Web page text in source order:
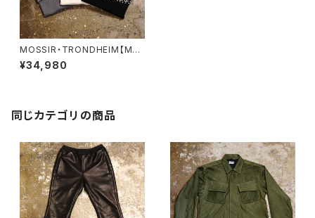
MOSSIR・TRONDHEIM【MO
KN001】
¥34,980
同じカテゴリの商品